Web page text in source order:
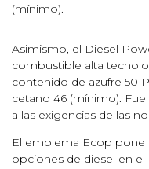
(mínimo).
Asimismo, el Diesel
combustible alta
contenido de azufre 50
cetano 46 (mínimo).
a las exigencias de las
El emblema Ecop pone
opciones de diesel en